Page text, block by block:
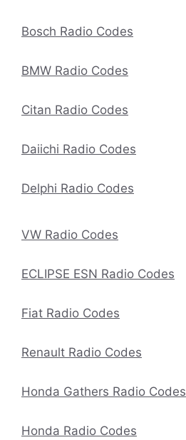
Bosch Radio Codes
BMW Radio Codes
Citan Radio Codes
Daiichi Radio Codes
Delphi Radio Codes
VW Radio Codes
ECLIPSE ESN Radio Codes
Fiat Radio Codes
Renault Radio Codes
Honda Gathers Radio Codes
Honda Radio Codes